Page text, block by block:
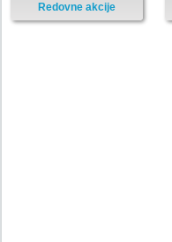
Redovne akcije